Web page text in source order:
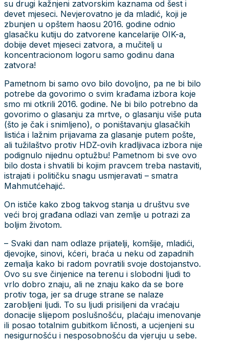
su drugi kažnjeni zatvorskim kaznama od šest i
devet mjeseci. Nevjerovatno je da mladić, koji je
zbunjen u opštem haosu 2016. godine odnio
glasačku kutiju do zatvorene kancelarije OIK-a,
dobije devet mjeseci zatvora, a mučitelj u
koncentracionom logoru samo godinu dana
zatvora!
Pametnom bi samo ovo bilo dovoljno, pa ne bi bilo
potrebe da govorimo o svim krađama izbora koje
smo mi otkrili 2016. godine. Ne bi bilo potrebno da
govorimo o glasanju za mrtve, o glasanju više puta
(što je čak i snimljeno), o poništavanju glasačkih
listića i lažnim prijavama za glasanje putem pošte,
ali tužilaštvo protiv HDZ-ovih kradljivaca izbora nije
podignulo nijednu optužbu! Pametnom bi sve ovo
bilo dosta i shvatili bi kojim pravcem treba nastaviti,
istrajati i političku snagu usmjeravati – smatra
Mahmutćehajić.
On ističe kako zbog takvog stanja u društvu sve
veći broj građana odlazi van zemlje u potrazi za
boljim životom.
– Svaki dan nam odlaze prijatelji, komšije, mladići,
djevojke, sinovi, kćeri, braća u neku od zapadnih
zemalja kako bi radom povratili svoje dostojanstvo.
Ovo su sve činjenice na terenu i slobodni ljudi to
vrlo dobro znaju, ali ne znaju kako da se bore
protiv toga, jer sa druge strane se nalaze
zarobljeni ljudi. To su ljudi prisiljeni da vraćaju
donacije slijepom poslušnošću, plaćaju imenovanje
ili posao totalnim gubitkom ličnosti, a ucjenjeni su
nesigurnošću i nesposobnošću da vjeruju u sebe.